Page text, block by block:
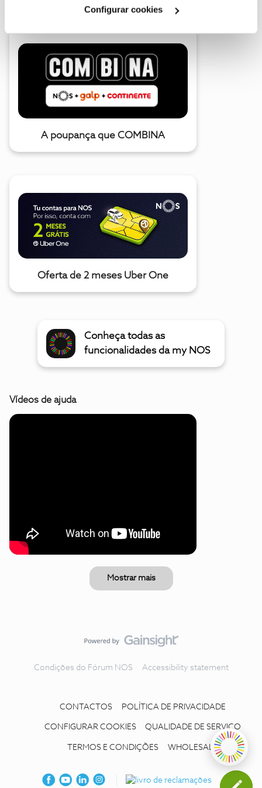
Configurar cookies
A poupança que COMBINA
Oferta de 2 meses Uber One
Conheça todas as
funcionalidades da my NOS
Vídeos de ajuda
Mostrar mais
Condições do Fórum NOS Accessibility statement
CONTACTOS POLÍTICA DE PRIVACIDADE
CONFIGURAR COOKIES QUALIDADE DE SERVIÇO
TERMOS E CONDIÇÕES WHOLESALE